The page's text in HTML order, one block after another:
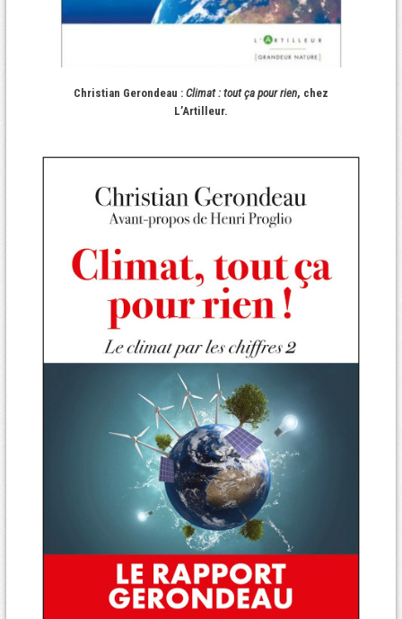
Christian Gerondeau : Climat : tout ça pour rien, chez
L’Artilleur.